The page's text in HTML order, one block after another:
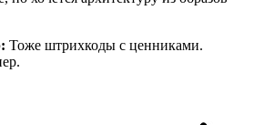
Тоже штрихкоды c ценниками.